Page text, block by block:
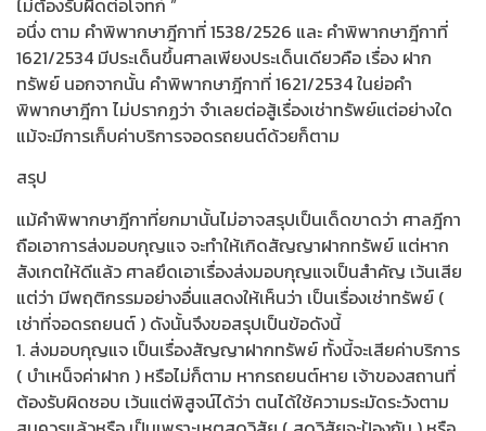
ไม่ต้องรับผิดต่อโจทก์ ”
อนึ่ง ตาม คำพิพากษาฎีกาที่ 1538/2526 และ คำพิพากษาฎีกาที่
1621/2534 มีประเด็นขึ้นศาลเพียงประเด็นเดียวคือ เรื่อง ฝาก
ทรัพย์ นอกจากนั้น คำพิพากษาฎีกาที่ 1621/2534 ในย่อคำ
พิพากษาฎีกา ไม่ปรากฏว่า จำเลยต่อสู้เรื่องเช่าทรัพย์แต่อย่างใด
แม้จะมีการเก็บค่าบริการจอดรถยนต์ด้วยก็ตาม
สรุป
แม้คำพิพากษาฎีกาที่ยกมานั้นไม่อาจสรุปเป็นเด็ดขาดว่า ศาลฎีกา
ถือเอาการส่งมอบกุญแจ จะทำให้เกิดสัญญาฝากทรัพย์ แต่หาก
สังเกตให้ดีแล้ว ศาลยึดเอาเรื่องส่งมอบกุญแจเป็นสำคัญ เว้นเสีย
แต่ว่า มีพฤติกรรมอย่างอื่นแสดงให้เห็นว่า เป็นเรื่องเช่าทรัพย์ (
เช่าที่จอดรถยนต์ ) ดังนั้นจึงขอสรุปเป็นข้อดังนี้
1. ส่งมอบกุญแจ เป็นเรื่องสัญญาฝากทรัพย์ ทั้งนี้จะเสียค่าบริการ
( บำเหน็จค่าฝาก ) หรือไม่ก็ตาม หากรถยนต์หาย เจ้าของสถานที่
ต้องรับผิดชอบ เว้นแต่พิสูจน์ได้ว่า ตนได้ใช้ความระมัดระวังตาม